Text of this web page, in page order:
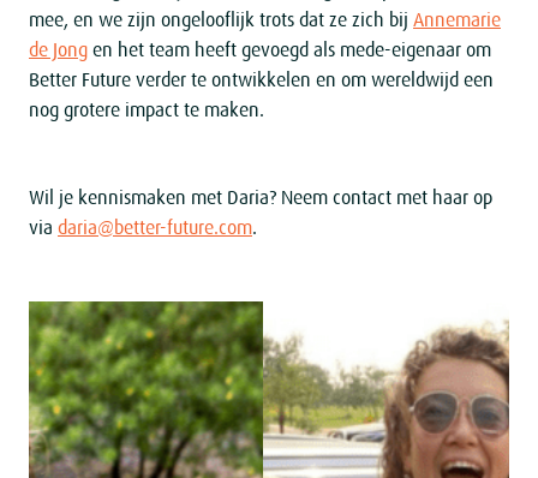
mee, en we zijn ongelooflijk trots dat ze zich bij Annemarie
de Jong en het team heeft gevoegd als mede-eigenaar om
Better Future verder te ontwikkelen en om wereldwijd een
nog grotere impact te maken.
Wil je kennismaken met Daria? Neem contact met haar op
via daria@better-future.com.